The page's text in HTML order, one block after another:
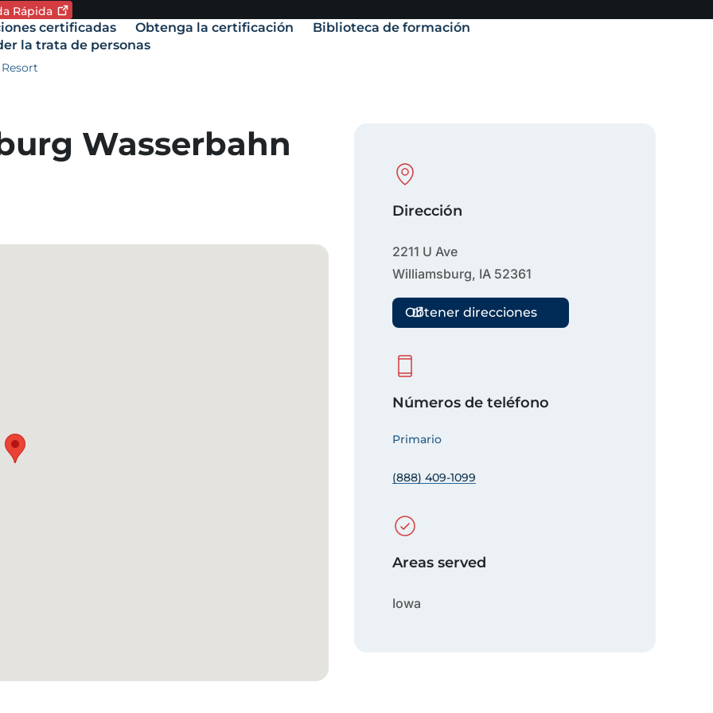
Idioma actual:
Rápida
certificadas Obtenga la certificación
Biblioteca de formación
la trata de personas
Wasserbahn
Physical Location
Dirección
2211 U Ave
Williamsburg, IA 52361
Obtener direcciones
Números de teléfono
Primario
(888) 409-1099
Areas served
Iowa